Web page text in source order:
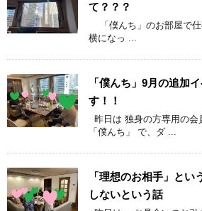
て？？？
「僕んち」のお部屋で仕
横になっ ...
「僕んち」9月の追加
す！！
昨日は 独身の方専用の会
「僕んち」 で、ダ ...
「理想のお相手」と
しないという話